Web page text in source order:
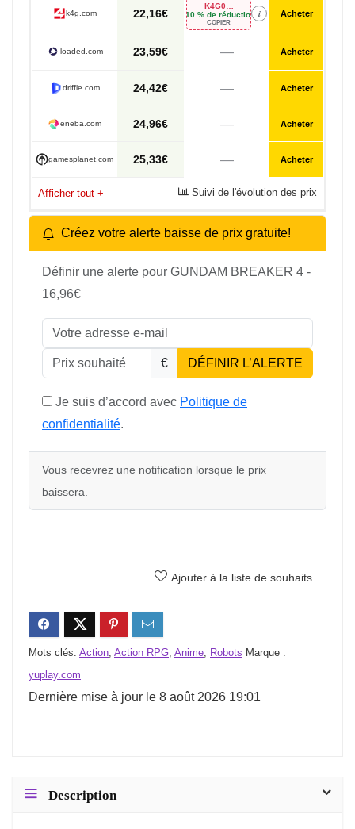
k4g.com 22,16€
K4G010X
-10 % de réduction
COPIER
i Acheter
loaded.com 23,59€ — Acheter
driffle.com 24,42€ — Acheter
eneba.com 24,96€ — Acheter
gamesplanet.com 25,33€ — Acheter
Afficher tout + Suivi de l'évolution des prix
Créez votre alerte baisse de prix gratuite!
Définir une alerte pour GUNDAM BREAKER 4 -
16,96€
€ DÉFINIR L’ALERTE
Je suis d’accord avec Politique de
confidentialité.
Vous recevrez une notification lorsque le prix
baissera.
Ajouter à la liste de souhaits
Mots clés: Action Action RPG Anime Robots Marque :
yuplay.com
Dernière mise à jour le 8 août 2026 19:01
Description